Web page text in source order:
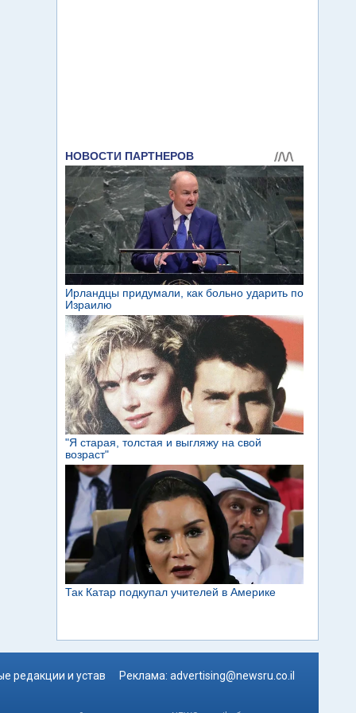
редакции и устав Реклама: advertising@newsru.co.il